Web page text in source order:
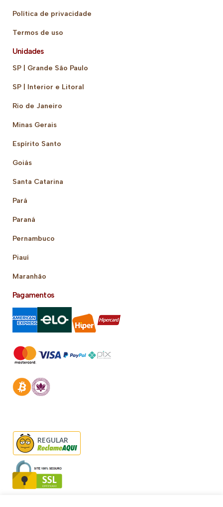
Política de privacidade
Termos de uso
Unidades
SP | Grande São Paulo
SP | Interior e Litoral
Rio de Janeiro
Minas Gerais
Espírito Santo
Goiás
Santa Catarina
Pará
Paraná
Pernambuco
Piauí
Maranhão
Pagamentos
REGULAR